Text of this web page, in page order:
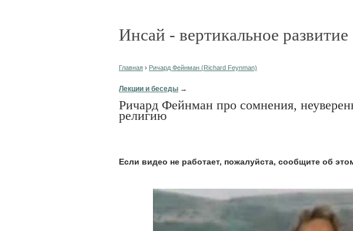
Инсай - вертикальное развитие
Главная › Ричард Фейнман (Richard Feynman)
Лекции и беседы →
Ричард Фейнман про сомнения,
религию
Eсли видео не работает, пожалуйста, сообщите об